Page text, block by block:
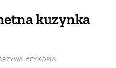
kuzynka
CYKORIA